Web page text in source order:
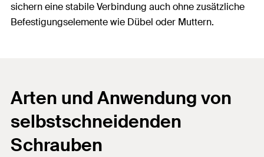
sichern eine stabile Verbindung auch ohne zusätzliche
Befestigungselemente wie Dübel oder Muttern.
Arten und Anwendung von
selbstschneidenden
Schrauben